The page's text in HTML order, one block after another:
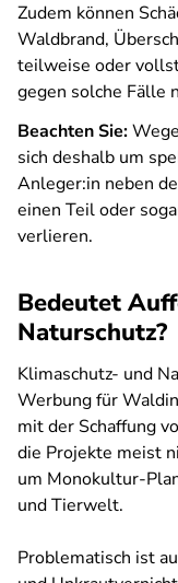
Zudem können
Waldbrand,
teilweise oder
gegen solche Fälle
Beachten Sie:
sich deshalb um
Anleger:in neben
einen Teil oder
verlieren.
Bedeutet
Naturschutz?
Klimaschutz- und
Werbung für
mit der Schaffung
die Projekte meist
um Monokultur-
und Tierwelt.
Problematisch ist